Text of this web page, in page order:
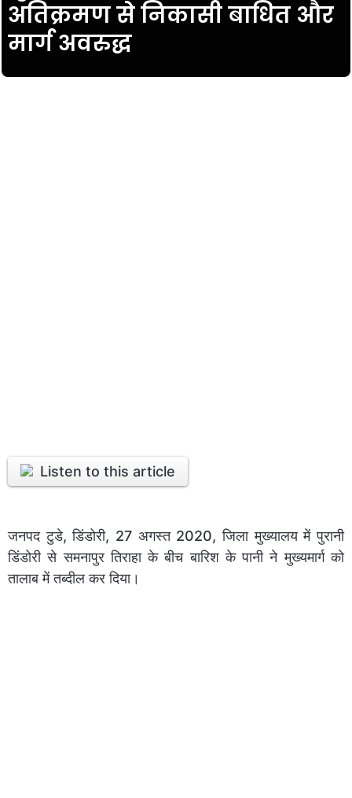
अतिक्रमण से निकासी बाधित और
मार्ग अवरुद्ध
Listen to this article
जनपद टुडे, डिंडोरी, 27 अगस्त 2020, जिला मुख्यालय में पुरानी
डिंडोरी से समनापुर तिराहा के बीच बारिश के पानी ने मुख्यमार्ग को
तालाब में तब्दील कर दिया।